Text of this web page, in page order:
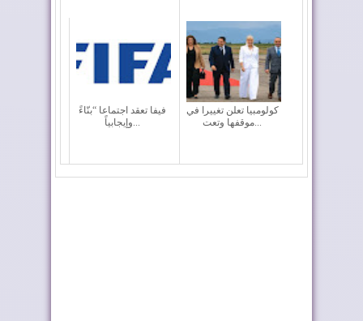
فيفا تعقد اجتماعا “بنّاءً
وإيجابياً...
كولومبيا تعلن تغييرا في
موقفها وتعت...